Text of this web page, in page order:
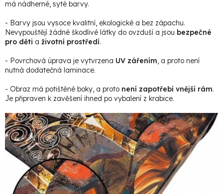
má nádherné, syté barvy.
- Barvy jsou vysoce kvalitní, ekologické a bez zápachu.
Nevypouštějí žádné škodlivé látky do ovzduší a jsou bezpečné
pro děti a životní prostředí.
- Povrchová úprava je vytvrzena UV zářením, a proto není
nutná dodatečná laminace.
- Obraz má potištěné boky, a proto není zapotřebí vnější rám.
Je připraven k zavěšení ihned po vybalení z krabice.